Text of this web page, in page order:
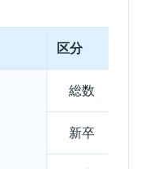
区分
総数
新卒